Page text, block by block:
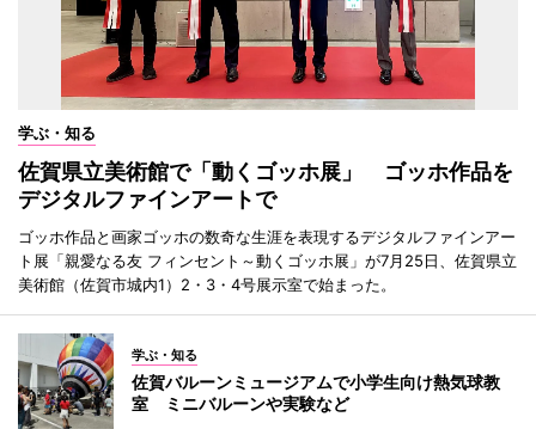
学ぶ・知る
佐賀県立美術館で「動くゴッホ展」 ゴッホ作品を
デジタルファインアートで
ゴッホ作品と画家ゴッホの数奇な生涯を表現するデジタルファインアー
ト展「親愛なる友 フィンセント～動くゴッホ展」が7月25日、佐賀県立
美術館（佐賀市城内1）2・3・4号展示室で始まった。
学ぶ・知る
佐賀バルーンミュージアムで小学生向け熱気球教
室 ミニバルーンや実験など